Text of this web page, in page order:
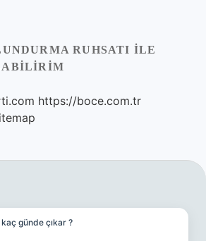
RUHSATI ILE
https://boce.com.tr
günde çıkar ?